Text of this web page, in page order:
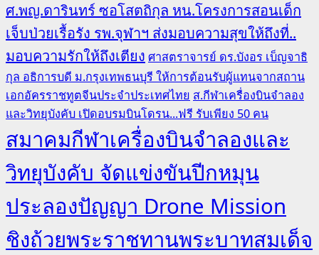
ศ.พญ.ดารินทร์ ซอโสตถิกุล หน.โครงการสอนเด็ก
เจ็บป่วยเรื้อรัง รพ.จุฬาฯ ส่งมอบความสุขให้ถึงที่..
มอบความรักให้ถึงเตียง ศาสตราจารย์ ดร.บังอร เบ็ญจาธิ
กุล อธิการบดี ม.กรุงเทพธนบุรี ให้การต้อนรับผู้แทนจากสถาน
เอกอัครราชทูตจีนประจำประเทศไทย ส.กีฬาเครื่องบินจำลอง
และวิทยุบังคับ เปิดอบรมบินโดรน...ฟรี รับเพียง 50 คน
สมาคมกีฬาเครื่องบินจำลองและ
วิทยุบังคับ จัดแข่งขันปีกหมุน
ประลองปัญญา Drone Mission
ชิงถ้วยพระราชทานพระบาทสมเด็จ